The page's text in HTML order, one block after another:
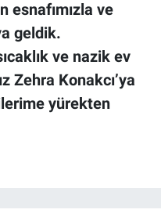
esnafımızla ve
geldik.
ve nazik ev
Zehra Konakcı’ya
yürekten